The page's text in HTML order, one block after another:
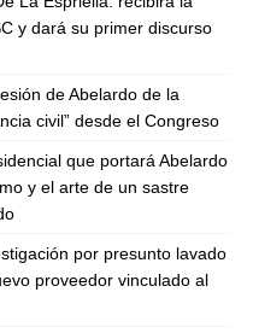
y dará su primer discurso
de Abelardo de la
civil” desde el Congreso
que portará Abelardo
y el arte de un sastre
por presunto lavado
proveedor vinculado al